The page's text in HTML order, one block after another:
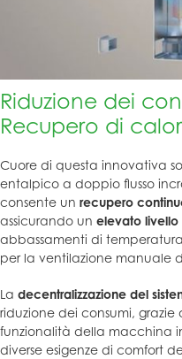
Riduzione dei
Recupero di
Cuore di questa innovativa
entalpico a doppio flusso
consente un recupero
assicurando un elevato livello
abbassamenti di
per la ventilazione manuale
La decentralizzazione del
riduzione dei consumi,
funzionalità della macchina
diverse esigenze di comfort